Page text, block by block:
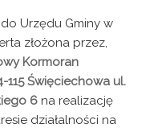
Urzędu Gminy w
złożona przez,
Kormoran
Święciechowa ul.
6 na realizację
działalności na